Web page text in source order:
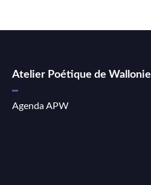
Atelier Poétique de Wallonie
Agenda APW